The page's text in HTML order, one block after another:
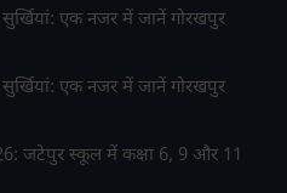
एक नजर में जानें गोरखपुर
एक नजर में जानें गोरखपुर
जटेपुर स्कूल में कक्षा 6, 9 और 11